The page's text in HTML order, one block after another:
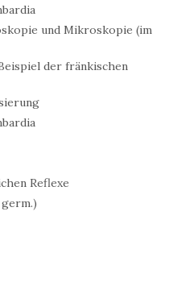
und Mikroskopie (im
der fränkischen
Reflexe